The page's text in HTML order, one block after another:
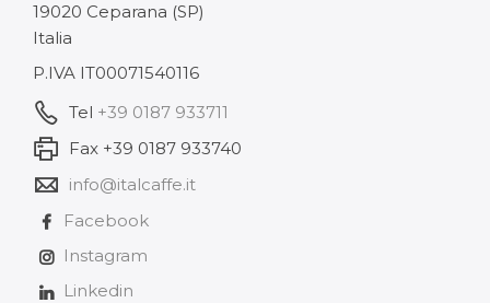
19020 Ceparana (SP)
Italia
P.IVA IT00071540116
Tel +39 0187 933711
Fax +39 0187 933740
info@italcaffe.it
Facebook
Instagram
Linkedin